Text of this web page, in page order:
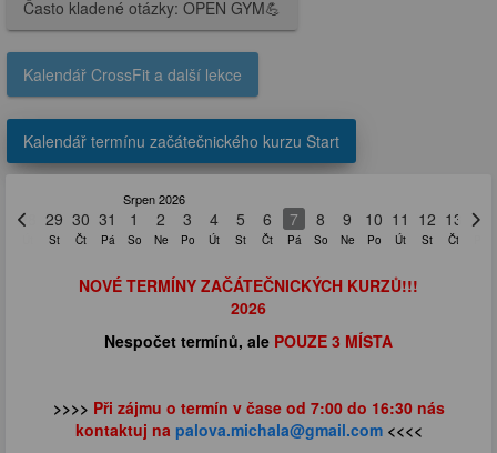
Často kladené otázky: OPEN GYM💪
Kalendář CrossFit a další lekce
Kalendář termínu začátečnického kurzu Start
28 29
St
30
Čt
31
Pá
1
So
Srpen 2026
2
Ne
3
Po
4
Út
5
St
6
Čt
7
Pá
8
So
9
Ne
10
Po
11
Út
12
St
13
Čt
14
NOVÉ TERMÍNY ZAČÁTEČNICKÝCH KURZŮ!!!
2026
Nespočet termínů, ale POUZE 3 MÍSTA
>>>> Při zájmu o termín v čase od 7:00 do 16:30 nás
kontaktuj na palova.michala@gmail.com<<<<